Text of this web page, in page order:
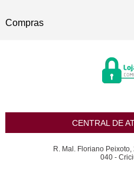
Compras
CENTRAL DE
R. Mal. Floriano
040 -